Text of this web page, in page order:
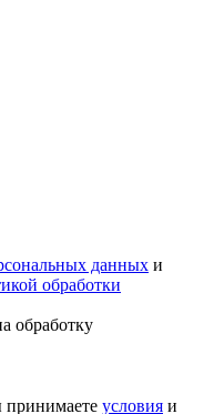
данных и
обработки
обработку
принимаете условия и